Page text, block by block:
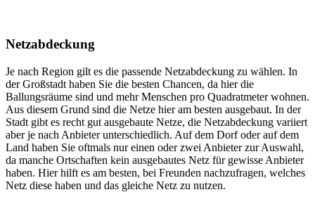
Netzabdeckung
Je nach Region gilt es die passende Netzabdeckung zu wählen. In
der Großstadt haben Sie die besten Chancen, da hier die
Ballungsräume sind und mehr Menschen pro Quadratmeter wohnen.
Aus diesem Grund sind die Netze hier am besten ausgebaut. In der
Stadt gibt es recht gut ausgebaute Netze, die Netzabdeckung variiert
aber je nach Anbieter unterschiedlich. Auf dem Dorf oder auf dem
Land haben Sie oftmals nur einen oder zwei Anbieter zur Auswahl,
da manche Ortschaften kein ausgebautes Netz für gewisse Anbieter
haben. Hier hilft es am besten, bei Freunden nachzufragen, welches
Netz diese haben und das gleiche Netz zu nutzen.